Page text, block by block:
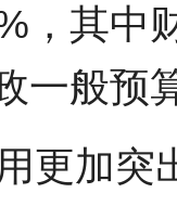
，其中
一般预
更加突